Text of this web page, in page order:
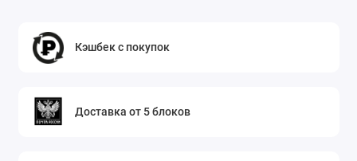
Кэшбек с покупок
Доставка от 5 блоков